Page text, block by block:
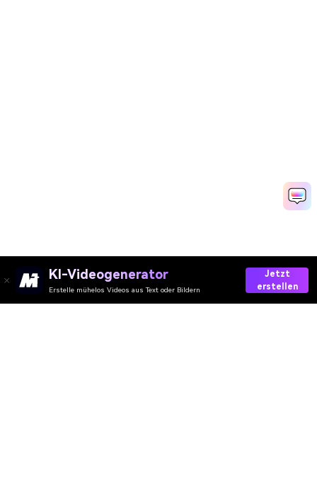
KI-Videogenerator
Erstelle mühelos Videos aus Text oder Bildern
Jetzt
erstellen